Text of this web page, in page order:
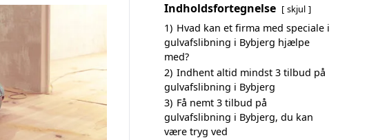
Indholdsfortegnelse skjul
1) Hvad kan et firma med speciale i
gulvafslibning i Bybjerg hjælpe
med?
2) Indhent altid mindst 3 tilbud på
gulvafslibning i Bybjerg
3) Få nemt 3 tilbud på
gulvafslibning i Bybjerg, du kan
være tryg ved